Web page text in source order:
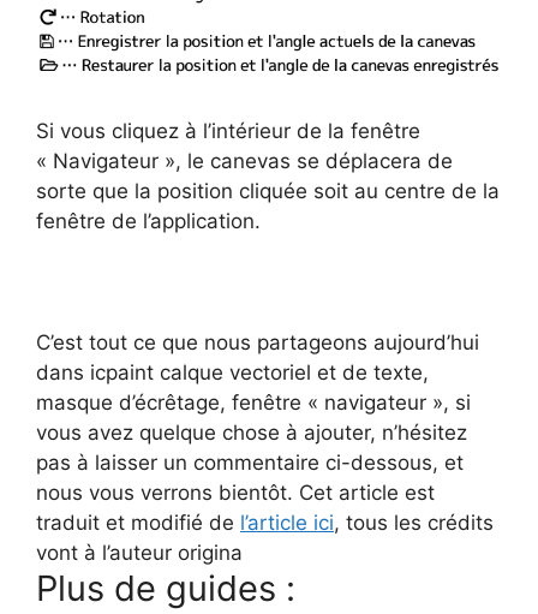
Si vous cliquez à l’intérieur de la fenêtre
« Navigateur », le canevas se déplacera de
sorte que la position cliquée soit au centre de la
fenêtre de l’application.
C’est tout ce que nous partageons aujourd’hui
dans icpaint calque vectoriel et de texte,
masque d’écrêtage, fenêtre « navigateur », si
vous avez quelque chose à ajouter, n’hésitez
pas à laisser un commentaire ci-dessous, et
nous vous verrons bientôt. Cet article est
traduit et modifié de l’article ici, tous les crédits
vont à l’auteur origina
Plus de guides :